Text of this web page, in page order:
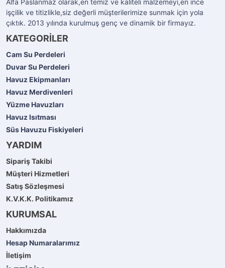
işçilik ve titizlikle,siz değerli müşterilerimize sunmak için yola
çıktık. 2013 yılında kurulmuş genç ve dinamik bir firmayız.
KATEGORİLER
Cam Su Perdeleri
Duvar Su Perdeleri
Havuz Ekipmanları
Havuz Merdivenleri
Yüzme Havuzları
Havuz Isıtması
Süs Havuzu Fiskiyeleri
YARDIM
Sipariş Takibi
Müşteri Hizmetleri
Satış Sözleşmesi
K.V.K.K. Politikamız
KURUMSAL
Hakkımızda
Hesap Numaralarımız
İletişim